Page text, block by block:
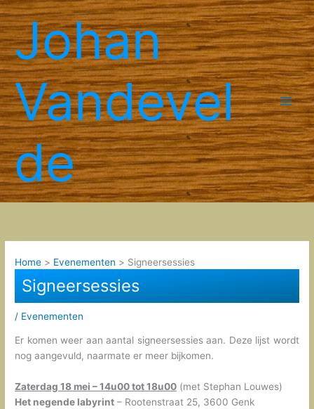
Spring
naar
de
inhoudJohan
Vandevel
de
Home Evenementen Signeersessies
Signeersessies
/ Evenementen
Er komen weer aan aantal signeersessies aan. Deze lijst wordt
nog aangevuld, naarmate er meer bijkomen.
Zaterdag 18 mei – 14u00 tot 18u00 (met Stephan Louwes)
Het negende labyrint – Rootenstraat 25, 3600 Genk